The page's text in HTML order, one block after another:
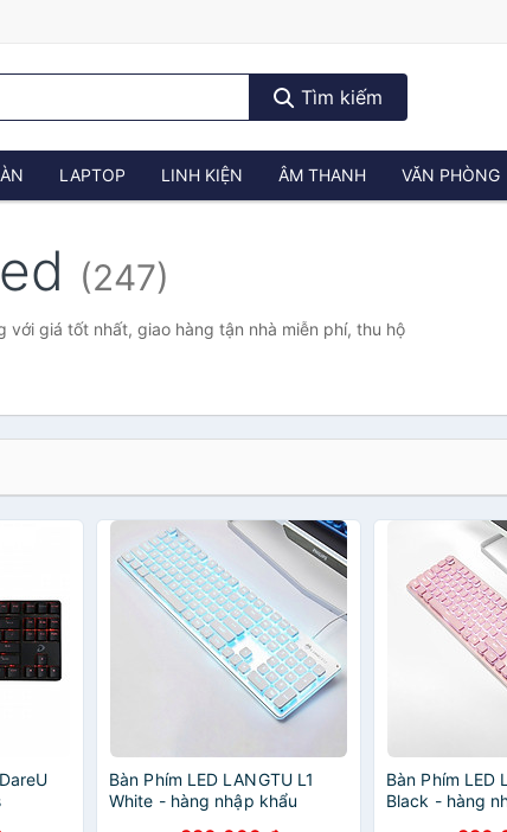
Tìm kiếm
LAPTOP LINH KIỆN ÂM THANH VĂN PHÒNG
(247)
giá tốt nhất, giao hàng tận nhà miễn phí, thu hộ
Bàn Phím LED LANGTU L1
White - hàng nhập khẩu
Bàn Phím LED
Black - hàng